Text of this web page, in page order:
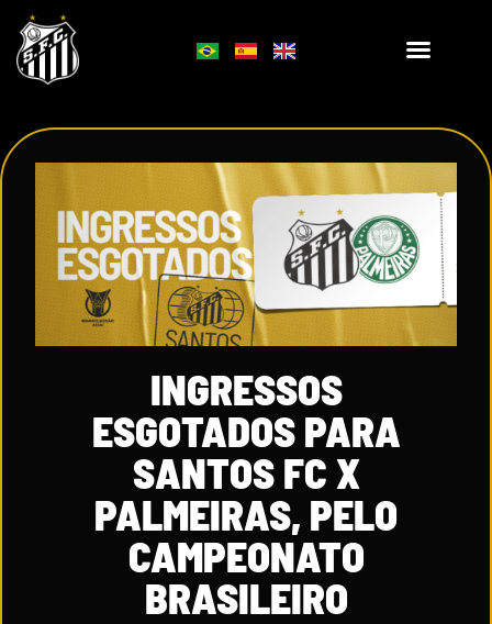
INGRESSOS
ESGOTADOS PARA
SANTOS FC X
PALMEIRAS, PELO
CAMPEONATO
BRASILEIRO